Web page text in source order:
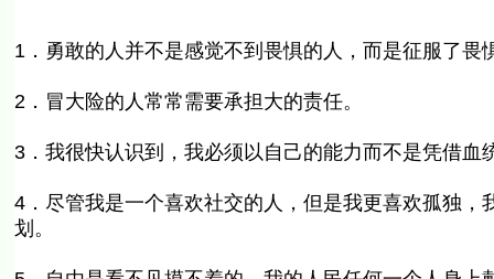
1．勇敢的人并不是感觉不到畏惧的人，而是征服了畏
2．冒大险的人常常需要承担大的责任。
3．我很快认识到，我必须以自己的能力而不是凭借血
4．尽管我是一个喜欢社交的人，但是我更喜欢孤独
划。